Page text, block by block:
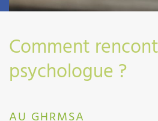
Comment
psychologue ?
AU GHRMSA